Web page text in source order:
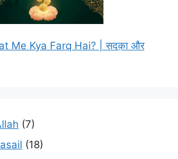
Me Kya Farq Hai? | सदक़ा और
(7)
(18)